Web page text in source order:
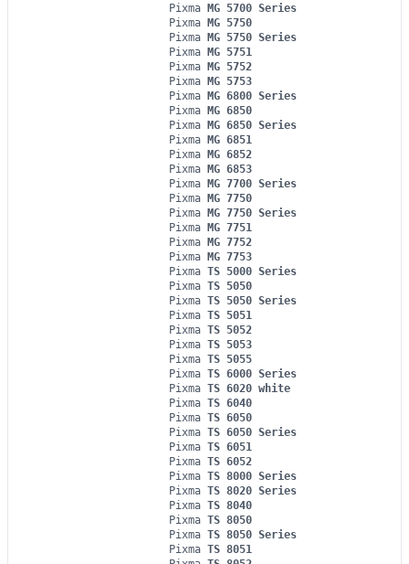
Pixma MG 5700 Series
Pixma MG 5750
Pixma MG 5750 Series
Pixma MG 5751
Pixma MG 5752
Pixma MG 5753
Pixma MG 6800 Series
Pixma MG 6850
Pixma MG 6850 Series
Pixma MG 6851
Pixma MG 6852
Pixma MG 6853
Pixma MG 7700 Series
Pixma MG 7750
Pixma MG 7750 Series
Pixma MG 7751
Pixma MG 7752
Pixma MG 7753
Pixma TS 5000 Series
Pixma TS 5050
Pixma TS 5050 Series
Pixma TS 5051
Pixma TS 5052
Pixma TS 5053
Pixma TS 5055
Pixma TS 6000 Series
Pixma TS 6020 white
Pixma TS 6040
Pixma TS 6050
Pixma TS 6050 Series
Pixma TS 6051
Pixma TS 6052
Pixma TS 8000 Series
Pixma TS 8020 Series
Pixma TS 8040
Pixma TS 8050
Pixma TS 8050 Series
Pixma TS 8051